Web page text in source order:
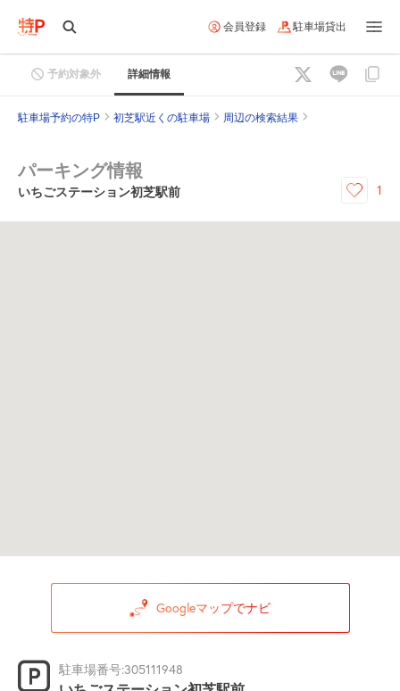
会員登録 駐車場貸出
予約対象外 詳細情報
駐車場予約の特P 初芝駅近くの駐車場 周辺の検索結果
パーキング情報
いちごステーション初芝駅前 1
Googleマップでナビ
駐車場番号:305111948